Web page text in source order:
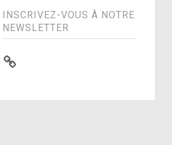
INSCRIVEZ-VOUS À NOTRE
NEWSLETTER